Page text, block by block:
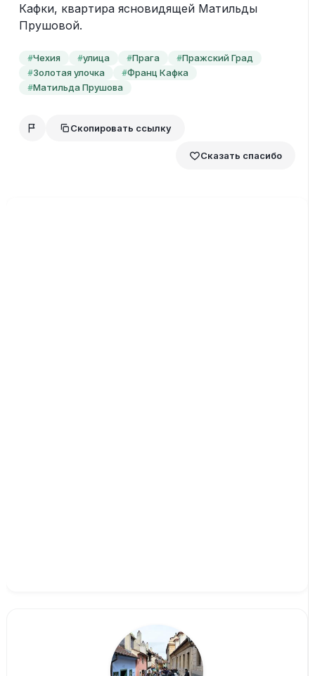
Кафки, квартира ясновидящей Матильды
Прушовой.
#Чехия #улица #Прага #Пражский Град
#Золотая улочка #Франц Кафка
#Матильда Прушова
Скопировать ссылку
Сказать спасибо